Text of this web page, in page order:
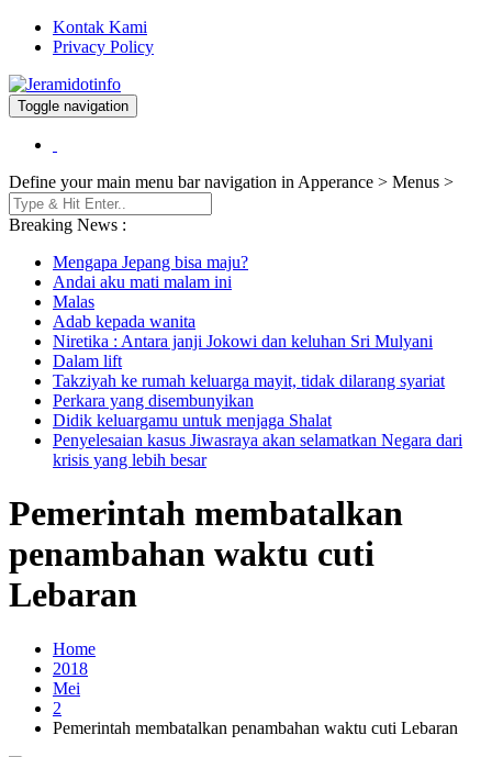
Kontak Kami
Privacy Policy
Jeramidotinfo
Berita dan Informasi Terkini
Toggle navigation
Define your main menu bar navigation in Apperance > Menus >
Breaking News :
Mengapa Jepang bisa maju?
Andai aku mati malam ini
Malas
Adab kepada wanita
Niretika : Antara janji Jokowi dan keluhan Sri Mulyani
Dalam lift
Takziyah ke rumah keluarga mayit, tidak dilarang syariat
Perkara yang disembunyikan
Didik keluargamu untuk menjaga Shalat
Penyelesaian kasus Jiwasraya akan selamatkan Negara dari
krisis yang lebih besar
Pemerintah membatalkan
penambahan waktu cuti
Lebaran
Home
2018
Mei
2
Pemerintah membatalkan penambahan waktu cuti Lebaran